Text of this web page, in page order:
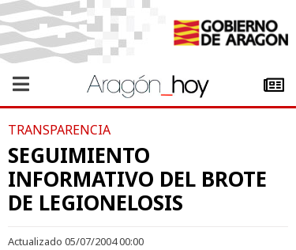
TRANSPARENCIA
SEGUIMIENTO
INFORMATIVO DEL BROTE
DE LEGIONELOSIS
Actualizado 05/07/2004 00:00